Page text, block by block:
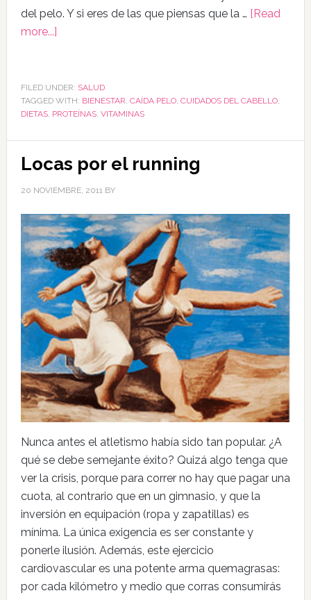
del pelo. Y si eres de las que piensas que la … [Read
more...]
FILED UNDER: SALUD
TAGGED WITH: BIENESTAR, CAÍDA PELO, CUIDADOS DEL CABELLO,
DIETAS, PROTEÍNAS, VITAMINAS
Locas por el running
20 NOVIEMBRE, 2011BY
Nunca antes el atletismo había sido tan popular. ¿A
qué se debe semejante éxito? Quizá algo tenga que
ver la crisis, porque para correr no hay que pagar una
cuota, al contrario que en un gimnasio, y que la
inversión en equipación (ropa y zapatillas) es
mínima. La única exigencia es ser constante y
ponerle ilusión. Además, este ejercicio
cardiovascular es una potente arma quemagrasas:
por cada kilómetro y medio que corras consumirás